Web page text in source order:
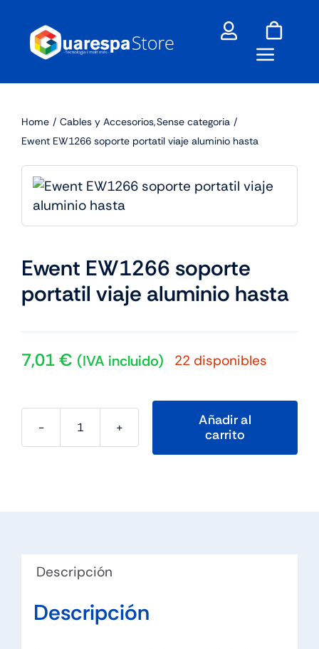
content
Home Cables y Accesorios Sense categoria
Ewent EW1266 soporte portatil viaje aluminio hasta
Ewent EW1266 soporte
portatil viaje aluminio hasta
7,01€ (IVA incluido) 22 disponibles
Ewent
cantidad
Añadir al
carrito
Descripción
Descripción